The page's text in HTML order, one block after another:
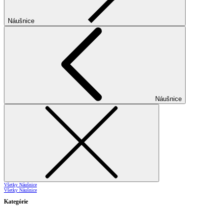
Náušnice
Náušnice
Všetky Náušnice
Všetky Náušnice
Kategórie